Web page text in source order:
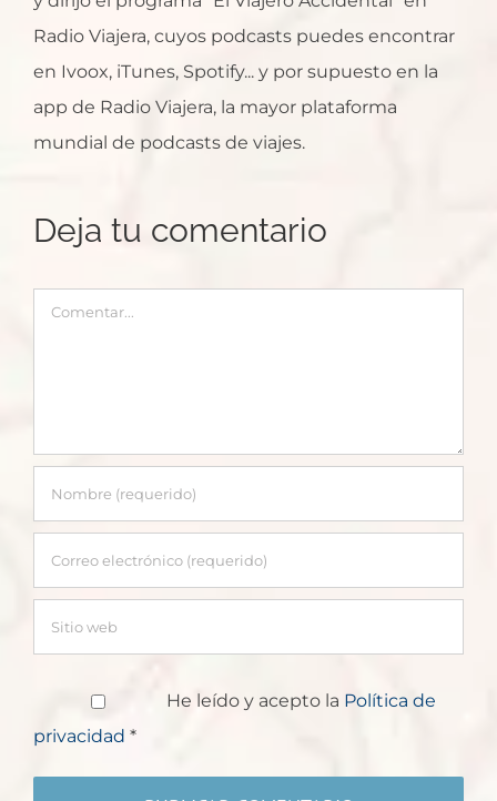
Radio Viajera, cuyos podcasts puedes encontrar
en Ivoox, iTunes, Spotify... y por supuesto en la
app de Radio Viajera, la mayor plataforma
mundial de podcasts de viajes.
Deja tu comentario
Comentar
He leído y acepto la Política de
privacidad *